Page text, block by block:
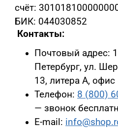
счёт:
БИК: 044030852
Контакты:
Почтовый адрес:
Петербург, ул.
13, литера А, офис
Телефон: 8 (800)
— звонок
E-mail: